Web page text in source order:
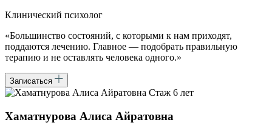
Клинический психолог
«Большинство состояний, с которыми к нам приходят,
поддаются лечению. Главное — подобрать правильную
терапию и не оставлять человека одного.»
Записаться
Стаж 6 лет
Хаматнурова Алиса Айратовна